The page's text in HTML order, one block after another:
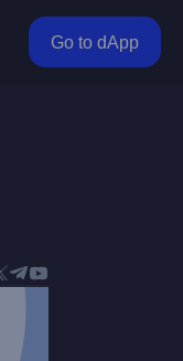
Go to dApp